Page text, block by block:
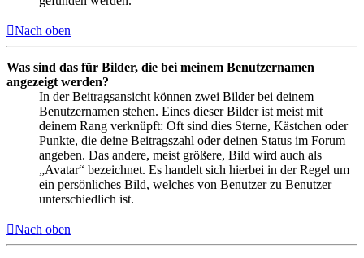
Nach oben
Was sind das für Bilder, die bei meinem Benutzernamen
angezeigt werden?
In der Beitragsansicht können zwei Bilder bei deinem
Benutzernamen stehen. Eines dieser Bilder ist meist mit
deinem Rang verknüpft: Oft sind dies Sterne, Kästchen oder
Punkte, die deine Beitragszahl oder deinen Status im Forum
angeben. Das andere, meist größere, Bild wird auch als
„Avatar“ bezeichnet. Es handelt sich hierbei in der Regel um
ein persönliches Bild, welches von Benutzer zu Benutzer
unterschiedlich ist.
Nach oben